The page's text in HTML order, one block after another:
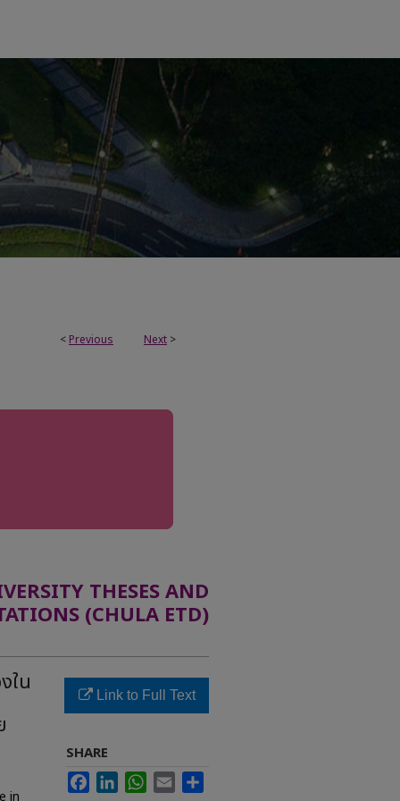
< Previous Next >
THESES AND
(CHULA ETD)
ใน
in
Link to Full Text
SHARE
FacebookLinkedInWhatsApp
Email